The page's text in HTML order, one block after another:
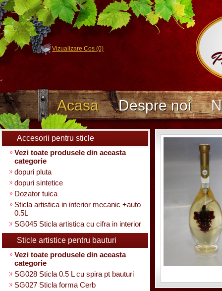
Vizualizare Cos (0)
Acasa Despre noi
Accesorii pentru sticle
Vezi toate produsele din aceasta
categorie
dopuri pluta
dopuri sintetice
Dozator tuica
Sticla artistica in interior mecanic +auto
0.5L
SG045 Sticla artistica cu cifra in interior
Sticle artistice pentru bauturi
Vezi toate produsele din aceasta
categorie
SG028 Sticla 0.5 L cu spira pt bauturi
SG027 Sticla forma Cerb